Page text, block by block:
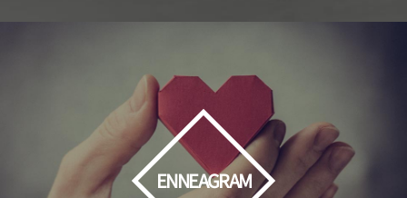
ENNEAGRAM